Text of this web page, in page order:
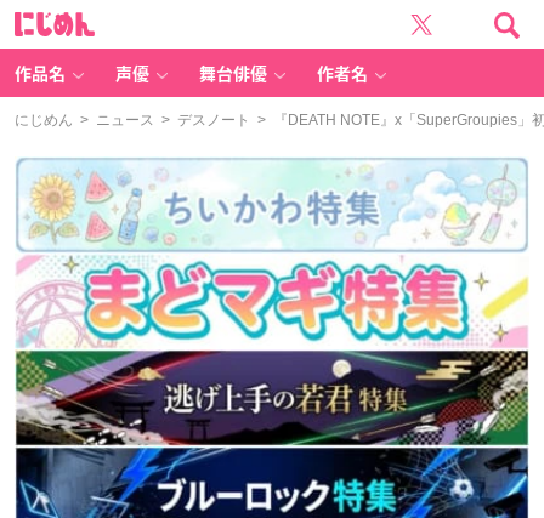
作品名 声優 舞台俳優 作者名
にじめん > ニュース > デスノート > 『DEATH NOTE』x「SuperGroupies」